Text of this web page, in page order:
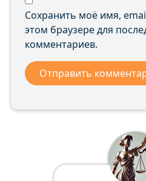
Сохранить моё имя,
этом браузере для
комментариев.